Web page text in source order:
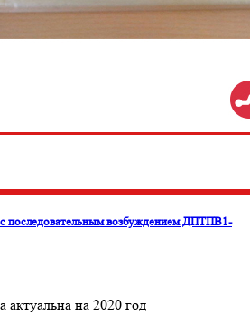
с последовательным возбуждением ДПТПВ1-
актуальна на 2020 год